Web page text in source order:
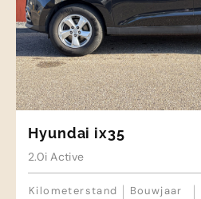
Hyundai ix35
2.0i Active
Kilometerstand
Bouwjaar